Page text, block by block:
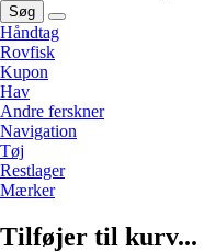
Søg
Håndtag
Rovfisk
Kupon
Hav
Andre ferskner
Navigation
Tøj
Restlager
Mærker
Tilføjer til kurv...